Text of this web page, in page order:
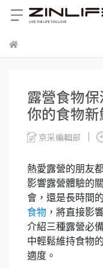
露營食物
你的食物
京采編輯部
熱愛露營的朋友
影響露營體驗的
會，還是長時間
食物 ，將直接影
介紹三種露營必
中輕鬆維持食物
適度。